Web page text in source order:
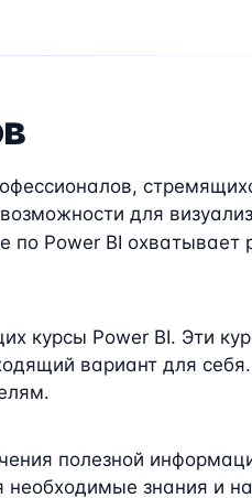
для
Power BI охватывает
курсы Power BI. Эти
вариант для
полезной
необходимые знания и